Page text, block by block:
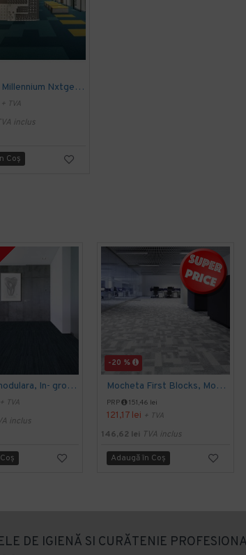
Mocheta Millennium Nxtgen, Modulyss
+ TVA
inclus
Coş
Mocheta modulara, In- groove, 50 x 50 cm, Modulyss
+ TVA
inclus
-20 %
Mocheta First Blocks, Modulyss
PRP 151,46 lei
121,17 lei + TVA
146,62 lei TVA inclus
Adaugă în Coş
DE IGIENĂ SI CURĂTENIE